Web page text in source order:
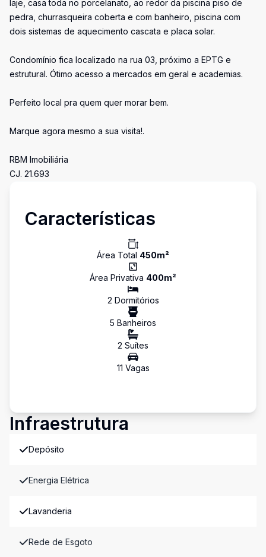
laje, casa toda no porcelanato, ao redor da piscina piso de
pedra, churrasqueira coberta e com banheiro, piscina com
dois sistemas de aquecimento cascata e placa solar.
Condomínio fica localizado na rua 03, próximo a EPTG e
estrutural. Ótimo acesso a mercados em geral e academias.
Perfeito local pra quem quer morar bem.
Marque agora mesmo a sua visita!.
RBM Imobiliária
CJ. 21.693
Características
Área Total 450m²
Área Privativa 400m²
2 Dormitórios
5 Banheiros
2 Suítes
11 Vagas
Infraestrutura
Depósito
Energia Elétrica
Lavanderia
Rede de Esgoto